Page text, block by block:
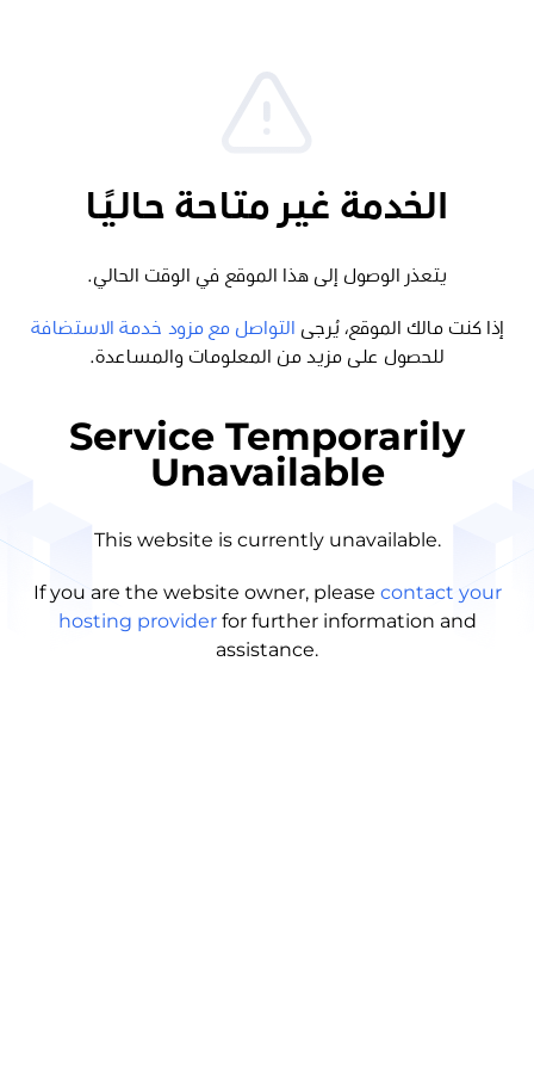
الخدمة غير متاحة حاليًا
يتعذر الوصول إلى هذا الموقع في الوقت الحالي.
إذا كنت مالك الموقع، يُرجى
التواصل مع مزود خدمة الاستضافة
للحصول على مزيد من المعلومات والمساعدة.
Service Temporarily
Unavailable
This website is currently unavailable.
If you are the website owner, please contact your
hosting provider for further information and
assistance.